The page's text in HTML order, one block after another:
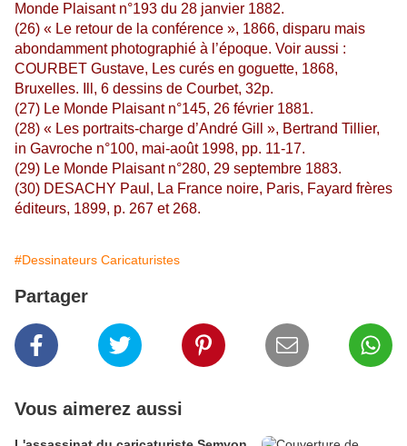
Monde Plaisant n°193 du 28 janvier 1882.
(26) « Le retour de la conférence », 1866, disparu mais
abondamment photographié à l’époque. Voir aussi :
COURBET Gustave, Les curés en goguette, 1868,
Bruxelles. Ill, 6 dessins de Courbet, 32p.
(27) Le Monde Plaisant n°145, 26 février 1881.
(28) « Les portraits-charge d’André Gill », Bertrand Tillier,
in Gavroche n°100, mai-août 1998, pp. 11-17.
(29) Le Monde Plaisant n°280, 29 septembre 1883.
(30) DESACHY Paul, La France noire, Paris, Fayard frères
éditeurs, 1899, p. 267 et 268.
#Dessinateurs Caricaturistes
Partager
Vous aimerez aussi